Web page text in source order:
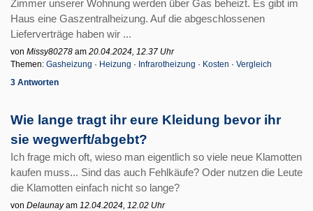
Zimmer unserer Wohnung werden über Gas beheizt. Es gibt im
Haus eine Gaszentralheizung. Auf die abgeschlossenen
Lieferverträge haben wir ...
von Missy80278 am 20.04.2024, 12.37 Uhr
Themen: Gasheizung · Heizung · Infrarotheizung · Kosten · Vergleich
3 Antworten
Wie lange tragt ihr eure Kleidung bevor ihr
sie wegwerft/abgebt?
Ich frage mich oft, wieso man eigentlich so viele neue Klamotten
kaufen muss... Sind das auch Fehlkäufe? Oder nutzen die Leute
die Klamotten einfach nicht so lange?
von Delaunayam 12.04.2024, 12.02 Uhr